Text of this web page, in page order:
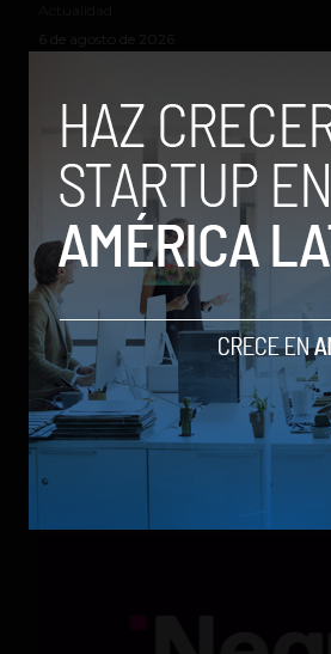
6 de agosto de 2026
Qwen 3.8-Max, la nueva IA de
los modelos más poderosos
by Sergio Ramos
Actualidad
5 de agosto de 2026